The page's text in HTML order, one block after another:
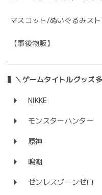
マスコット/ぬいぐるみスト
【事後物販】
＼ゲームタイトルグッズ
NIKKE
モンスターハンター
原神
鳴潮
ゼンレスゾーンゼロ